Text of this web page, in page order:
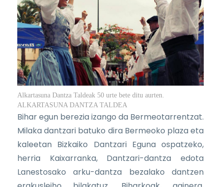
Alkartasuna Dantza Taldeak 50 urte bete ditu aurten.
ALKARTASUNA DANTZA TALDEA
Bihar egun berezia izango da Bermeotarrentzat.
Milaka dantzari batuko dira Bermeoko plaza eta
kaleetan Bizkaiko Dantzari Eguna ospatzeko,
herria Kaixarranka, Dantzari-dantza edota
Lanestosako arku-dantza bezalako dantzen